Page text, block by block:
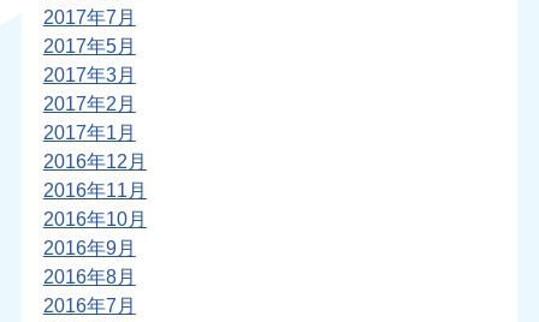
2017年7月
2017年5月
2017年3月
2017年2月
2017年1月
2016年12月
2016年11月
2016年10月
2016年9月
2016年8月
2016年7月